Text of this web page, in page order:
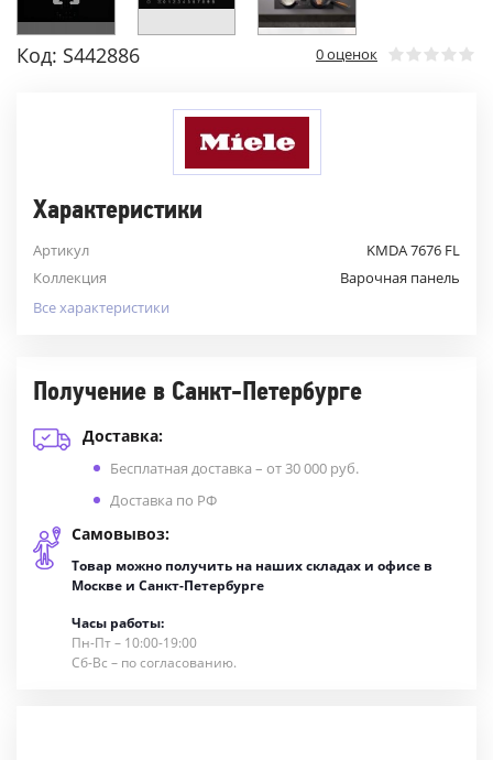
Код: S442886 0 оценок
Характеристики
Артикул
KMDA 7676 FL
Коллекция
Варочная панель
Все характеристики
Получение в Санкт-Петербурге
Доставка:
Бесплатная доставка – от 30 000 руб.
Доставка по РФ
Самовывоз:
Товар можно получить на наших складах и офисе в
Москве и Санкт-Петербурге
Часы работы:
Пн-Пт – 10:00-19:00
Сб-Вс – по согласованию.